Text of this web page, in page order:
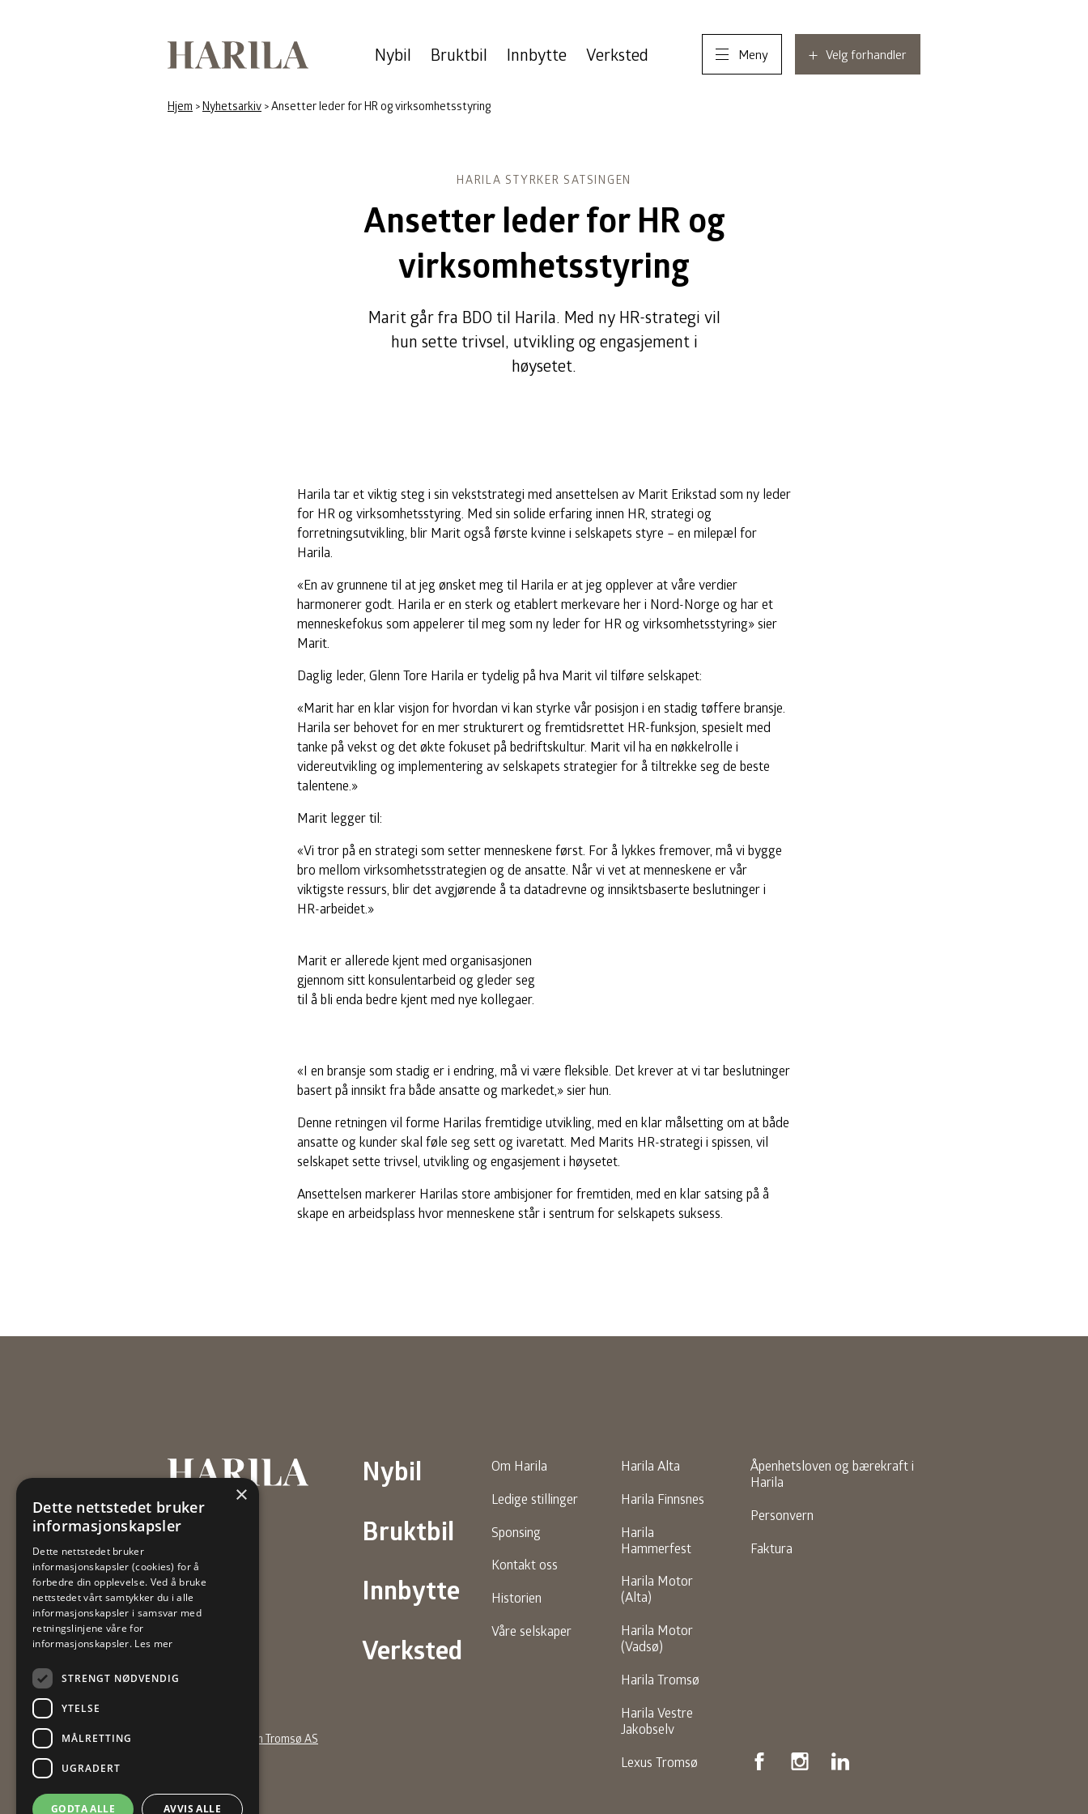
Nybil Bruktbil Innbytte Verksted Meny Velg forhandler
Hjem >Nyhetsarkiv >Ansetter leder for HR og virksomhetsstyring
HARILA STYRKER SATSINGEN
Ansetter leder for HR og
virksomhetsstyring
Marit går fra BDO til Harila. Med ny HR-strategi vil
hun sette trivsel, utvikling og engasjement i
høysetet.
Harila tar et viktig steg i sin vekststrategi med ansettelsen av Marit Erikstad som ny leder
for HR og virksomhetsstyring. Med sin solide erfaring innen HR, strategi og
forretningsutvikling, blir Marit også første kvinne i selskapets styre – en milepæl for
Harila.
«En av grunnene til at jeg ønsket meg til Harila er at jeg opplever at våre verdier
harmonerer godt. Harila er en sterk og etablert merkevare her i Nord-Norge og har et
menneskefokus som appelerer til meg som ny leder for HR og virksomhetsstyring» sier
Marit.
Daglig leder, Glenn Tore Harila er tydelig på hva Marit vil tilføre selskapet:
«Marit har en klar visjon for hvordan vi kan styrke vår posisjon i en stadig tøffere bransje.
Harila ser behovet for en mer strukturert og fremtidsrettet HR-funksjon, spesielt med
tanke på vekst og det økte fokuset på bedriftskultur. Marit vil ha en nøkkelrolle i
videreutvikling og implementering av selskapets strategier for å tiltrekke seg de beste
talentene.»
Marit legger til:
«Vi tror på en strategi som setter menneskene først. For å lykkes fremover, må vi bygge
bro mellom virksomhetsstrategien og de ansatte. Når vi vet at menneskene er vår
viktigste ressurs, blir det avgjørende å ta datadrevne og innsiktsbaserte beslutninger i
HR-arbeidet.»
Marit er allerede kjent med organisasjonen
gjennom sitt konsulentarbeid og gleder seg
til å bli enda bedre kjent med nye kollegaer.
«I en bransje som stadig er i endring, må vi være fleksible. Det krever at vi tar beslutninger
basert på innsikt fra både ansatte og markedet,» sier hun.
Denne retningen vil forme Harilas fremtidige utvikling, med en klar målsetting om at både
ansatte og kunder skal føle seg sett og ivaretatt. Med Marits HR-strategi i spissen, vil
selskapet sette trivsel, utvikling og engasjement i høysetet.
Ansettelsen markerer Harilas store ambisjoner for fremtiden, med en klar satsing på å
skape en arbeidsplass hvor menneskene står i sentrum for selskapets suksess.
Tank Design Tromsø AS
Nybil
Bruktbil
Innbytte
Verksted
Om Harila
Ledige stillinger
Sponsing
Kontakt oss
Historien
Våre selskaper
Harila Alta
Harila Finnsnes
Harila
Hammerfest
Harila Motor
(Alta)
Harila Motor
(Vadsø)
Harila Tromsø
Harila Vestre
Jakobselv
Lexus Tromsø
Åpenhetsloven og bærekraft i
Harila
Personvern
Faktura
FacebookInstagramLinkedIn
×
Dette nettstedet bruker
informasjonskapsler
Dette nettstedet bruker
informasjonskapsler (cookies) for å
forbedre din opplevelse. Ved å bruke
nettstedet vårt samtykker du i alle
informasjonskapsler i samsvar med
retningslinjene våre for
informasjonskapsler. Les mer
STRENGT NØDVENDIG
YTELSE
MÅLRETTING
UGRADERT
GODTA ALLE AVVIS ALLE